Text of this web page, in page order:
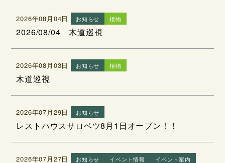
2026年08月04日 お知らせ 植物
2026/08/04 木道巡視
2026年08月03日 お知らせ 植物
木道巡視
2026年07月29日 お知らせ
レストハウスサロベツ8月1日オープン！！
2026年07月27日 お知らせ イベント情報 イベント案内